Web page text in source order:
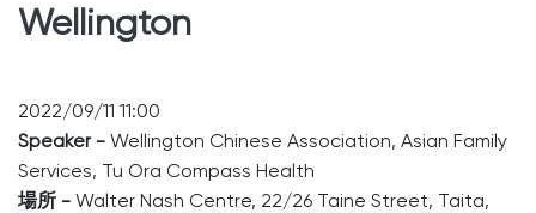
Wellington
2022/09/11 11:00
Speaker - Wellington Chinese Association, Asian Family
Services, Tu Ora Compass Health
場所 - Walter Nash Centre, 22/26 Taine Street, Taita,